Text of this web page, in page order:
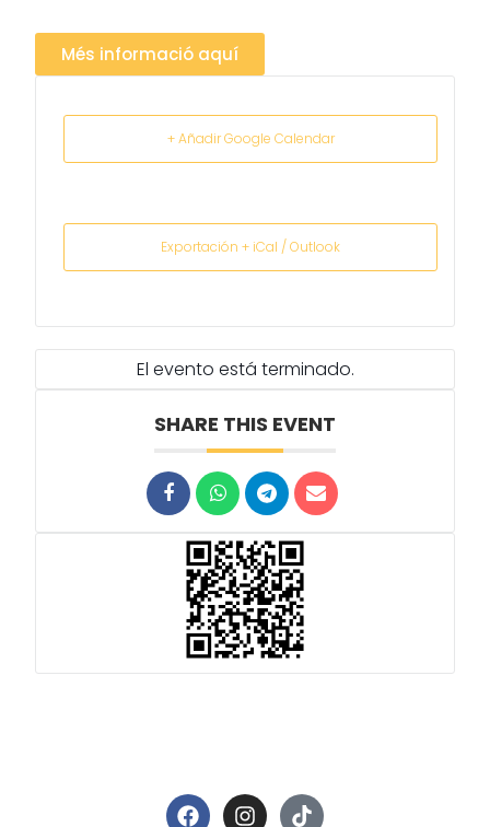
El evento está terminado.
SHARE THIS EVENT
Més informació aquí
+ Añadir Google Calendar
Exportación + iCal / Outlook